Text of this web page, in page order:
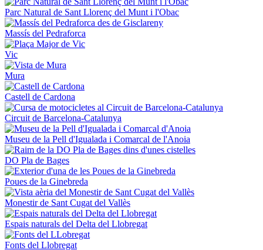
Parc Natural de Sant Llorenç del Munt i l'Obac
Massís del Pedraforca
Vic
Mura
Castell de Cardona
Circuit de Barcelona-Catalunya
Museu de la Pell d'Igualada i Comarcal de l'Anoia
DO Pla de Bages
Poues de la Ginebreda
Monestir de Sant Cugat del Vallès
Espais naturals del Delta del Llobregat
Fonts del Llobregat